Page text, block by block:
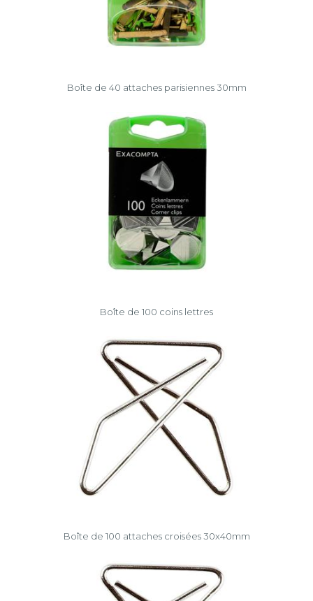
Boîte de 40 attaches parisiennes 30mm
Boîte de 100 coins lettres
Boîte de 100 attaches croisées 30x40mm